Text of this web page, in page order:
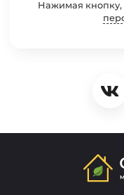
Нажимая кнопку,